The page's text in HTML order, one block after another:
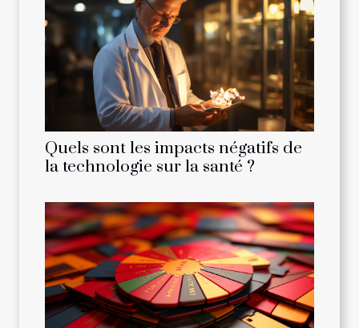
Quels sont les impacts négatifs de
la technologie sur la santé ?